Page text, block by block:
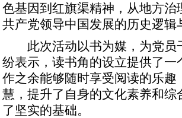
色基因到红旗渠精神，从地方
共产党领导中国发展的历史逻辑
此次活动以书为媒，为党员
纷表示，读书角的设立提供了
作之余能够随时享受阅读的乐
慧，提升了自身的文化素养和
了坚实的基础。